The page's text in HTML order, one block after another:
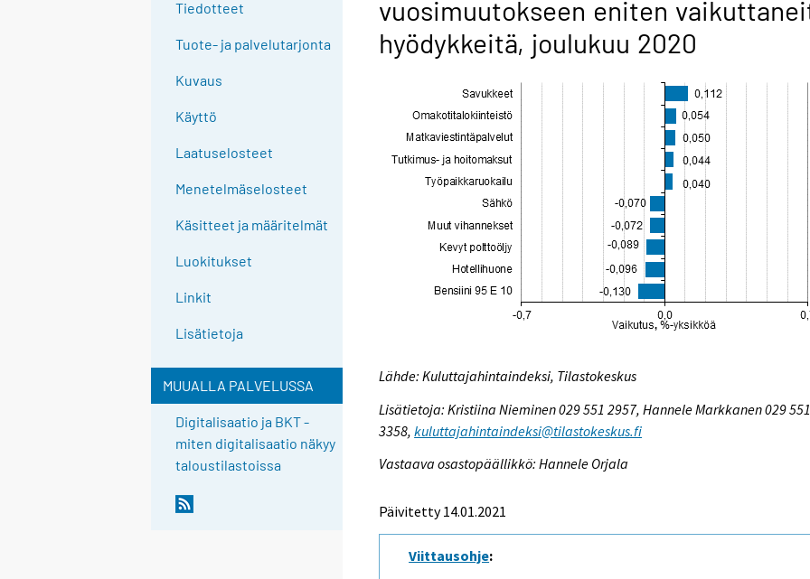
Tiedotteet
Tuote- ja palvelutarjonta
Kuvaus
Käyttö
Laatuselosteet
Menetelmäselosteet
Käsitteet ja määritelmät
Luokitukset
Linkit
Lisätietoja
MUUALLA PALVELUSSA
Digitalisaatio ja BKT -
miten digitalisaatio näkyy
taloustilastoissa
vuosimuutokseen eniten
hyödykkeitä, joulukuu 2020
Lähde: Kuluttajahintaindeksi, Tilastokeskus
Lisätietoja: Kristiina Nieminen 029 551 2957, Hannele Markkanen 029
3358,kuluttajahintaindeksi@tilastokeskus.fi
Vastaava osastopäällikkö: Hannele Orjala
Päivitetty 14.01.2021
Viittausohje: